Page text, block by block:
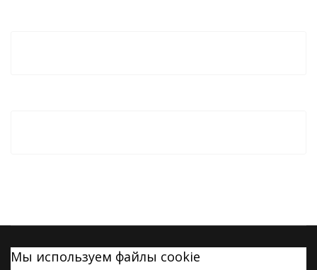
Мы используем файлы cookie